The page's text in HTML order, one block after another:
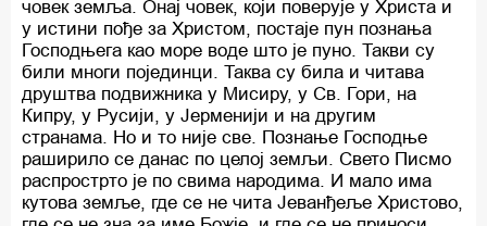
човек земља. Онај човек, који поверује у Христа и
у истини пође за Христом, постаје пун познања
Господњега као море воде што је пуно. Такви су
били многи појединци. Таква су била и читава
друштва подвижника у Мисиру, у Св. Гори, на
Кипру, у Русији, у Јерменији и на другим
странама. Но и то није све. Познање Господње
раширило се данас по целој земљи. Свето Писмо
распрострто је по свима народима. И мало има
кутова земље, где се не чита Јеванђеље Христово,